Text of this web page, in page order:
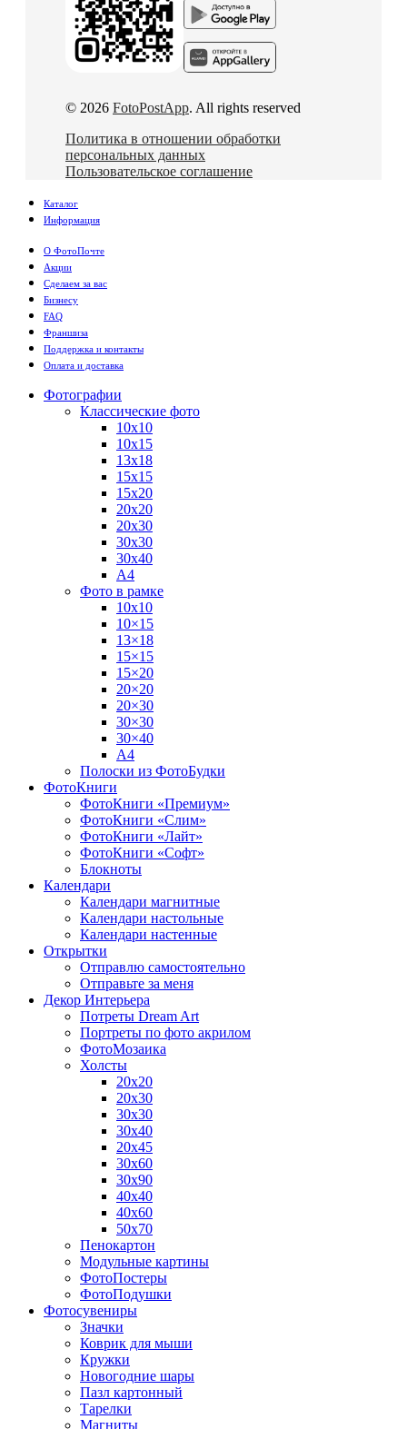
© 2026 FotoPostApp. All rights reserved
Политика в отношении обработки
персональных данных
Пользовательское соглашение
Каталог
Информация
О ФотоПочте
Акции
Сделаем за вас
Бизнесу
FAQ
Франшиза
Поддержка и контакты
Оплата и доставка
Фотографии
Классические фото
10х10
10х15
13х18
15х15
15х20
20х20
20х30
30х30
30х40
А4
Фото в рамке
10х10
10×15
13×18
15×15
15×20
20×20
20×30
30×30
30×40
A4
Полоски из ФотоБудки
ФотоКниги
ФотоКниги «Премиум»
ФотоКниги «Слим»
ФотоКниги «Лайт»
ФотоКниги «Софт»
Блокноты
Календари
Календари магнитные
Календари настольные
Календари настенные
Открытки
Отправлю самостоятельно
Отправьте за меня
Декор Интерьера
Потреты Dream Art
Портреты по фото акрилом
ФотоМозаика
Холсты
20х20
20х30
30х30
30х40
20х45
30х60
30х90
40х40
40х60
50х70
Пенокартон
Модульные картины
ФотоПостеры
ФотоПодушки
Фотоcувениры
Значки
Коврик для мыши
Кружки
Новогодние шары
Пазл картонный
Тарелки
Магниты